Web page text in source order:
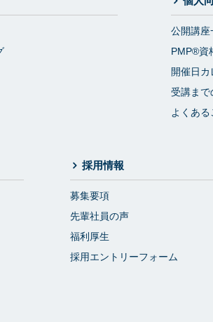
公開講座
PMP®資
開催日
受講まで
よくあ
採用情報
募集要項
先輩社員の声
福利厚生
採用エントリーフォーム